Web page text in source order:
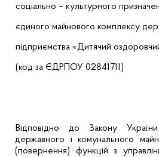
соціально – культурного
єдиного майнового комплексу
підприємства «Дитячий
(код за ЄДРПОУ 02841711)
Відповідно до Закону
державного і комунального
(повернення) функцій з